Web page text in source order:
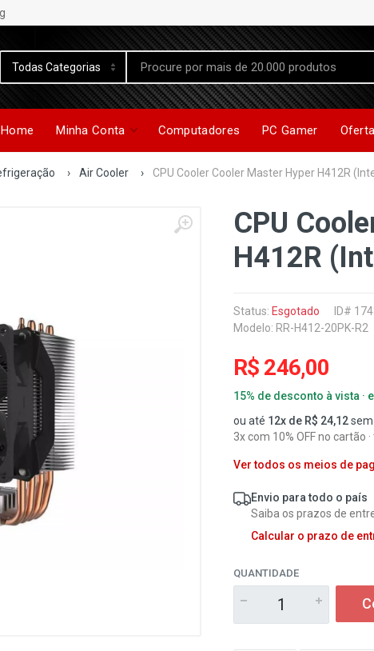
Home Minha Conta Computadores PC Gamer
› Air Cooler › CPU Cooler Cooler Master Hyper H412R
CPU
H412R
Status: Esgotado ID#
Modelo: RR-H412-20PK-R2
R$ 246,00
15% de desconto à vista ·
ou até 12x de R$ 24,12
3x com 10% OFF no cartão
Ver todos os meios de
Envio para todo o país
Saiba os prazos de
Calcular o prazo de
QUANTIDADE